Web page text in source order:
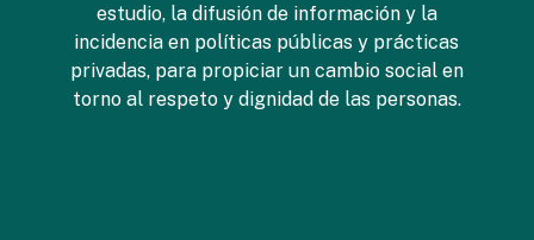
estudio, la difusión de información y la
incidencia en políticas públicas y prácticas
privadas, para propiciar un cambio social en
torno al respeto y dignidad de las personas.